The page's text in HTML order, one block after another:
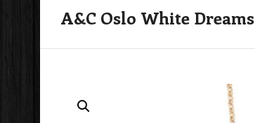
A&C Oslo White Dreams